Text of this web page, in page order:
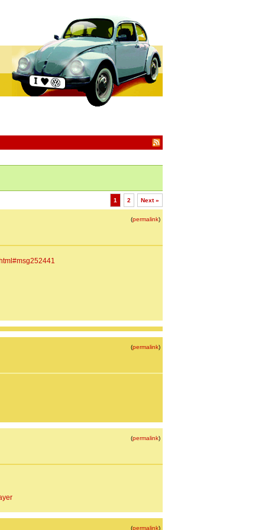
1 2 Next »
(permalink)
(permalink)
(permalink)
(permalink)